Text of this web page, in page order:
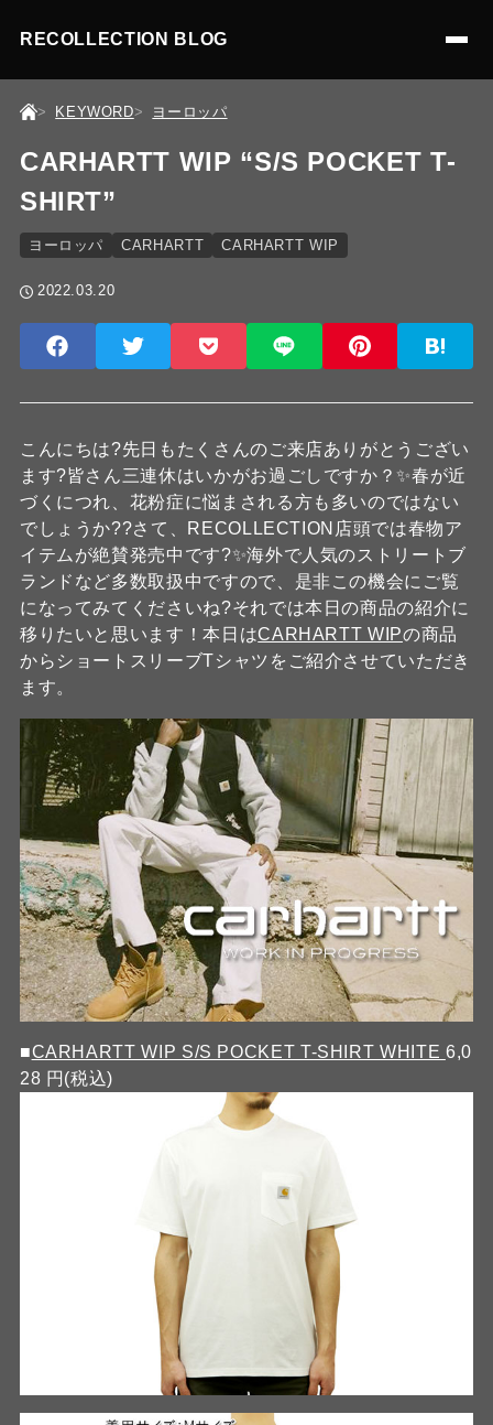
RECOLLECTION BLOG
KEYWORD ヨーロッパ
CARHARTT WIP “S/S POCKET T-
SHIRT”
ヨーロッパ CARHARTT CARHARTT WIP
2022.03.20
こんにちは?先日もたくさんのご来店ありがとうござい
ます?皆さん三連休はいかがお過ごしですか？✨春が近
づくにつれ、花粉症に悩まされる方も多いのではない
でしょうか??さて、RECOLLECTION店頭では春物ア
イテムが絶賛発売中です?✨海外で人気のストリートブ
ランドなど多数取扱中ですので、是非この機会にご覧
になってみてくださいね?それでは本日の商品の紹介に
移りたいと思います！本日はCARHARTT WIPの商品
からショートスリーブTシャツをご紹介させていただき
ます。
■CARHARTT WIP S/S POCKET T-SHIRT WHITE 6,0
28 円(税込)